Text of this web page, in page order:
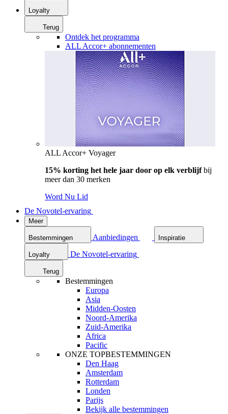
Loyalty
Terug
Ontdek het programma
ALL Accor+ abonnementen
ALL Accor+ Voyager
15% korting het hele jaar door op elk verblijfbij
meer dan 30 merken
Word Nu Lid
De Novotel-ervaring
Meer
Bestemmingen Aanbiedingen Inspiratie
Loyalty De Novotel-ervaring
Terug
Bestemmingen
Europa
Asia
Midden-Oosten
Noord-Amerika
Zuid-Amerika
Africa
Pacific
ONZE TOPBESTEMMINGEN
Den Haag
Amsterdam
Rotterdam
Londen
Parijs
Bekijk alle bestemmingen